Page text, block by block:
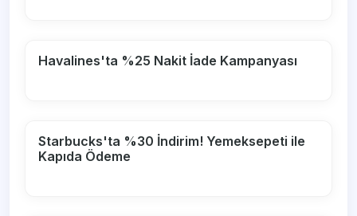
Havalines'ta %25 Nakit İade Kampanyası
Starbucks'ta %30 İndirim! Yemeksepeti ile
Kapıda Ödeme